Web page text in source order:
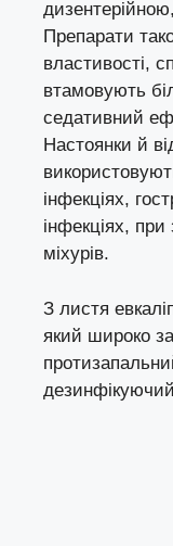
Препарати
властивості,
втамовують
седативний
Настоянки й
інфекціях,
інфекціях, при
міхурів.
З листя
який широко